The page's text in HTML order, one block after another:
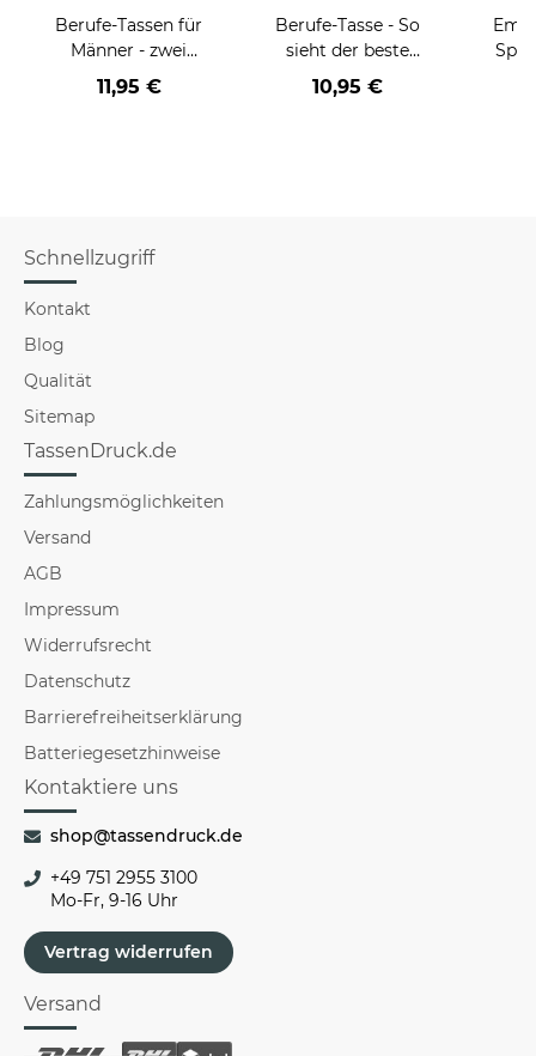
Berufe-Tassen für
Männer - zwei
Farbvarianten
11,95 €
Berufe-Tasse - So
sieht der beste
BERUF aus -
verschiedene Berufe
10,95 €
Schnellzugriff
Kontakt
Blog
Qualität
Sitemap
TassenDruck.de
Zahlungsmöglichkeiten
Versand
AGB
Impressum
Widerrufsrecht
Datenschutz
Barrierefreiheitserklärung
Batteriegesetzhinweise
Kontaktiere uns
shop@tassendruck.de
+49 751 2955 3100
Mo-Fr, 9-16 Uhr
Vertrag widerrufen
Versand